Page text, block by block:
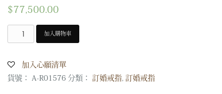
$77,500.00
瑰
色
加入購物車
加入心願清單
貨號： A-R01576 分類： 訂婚戒指 訂婚戒指